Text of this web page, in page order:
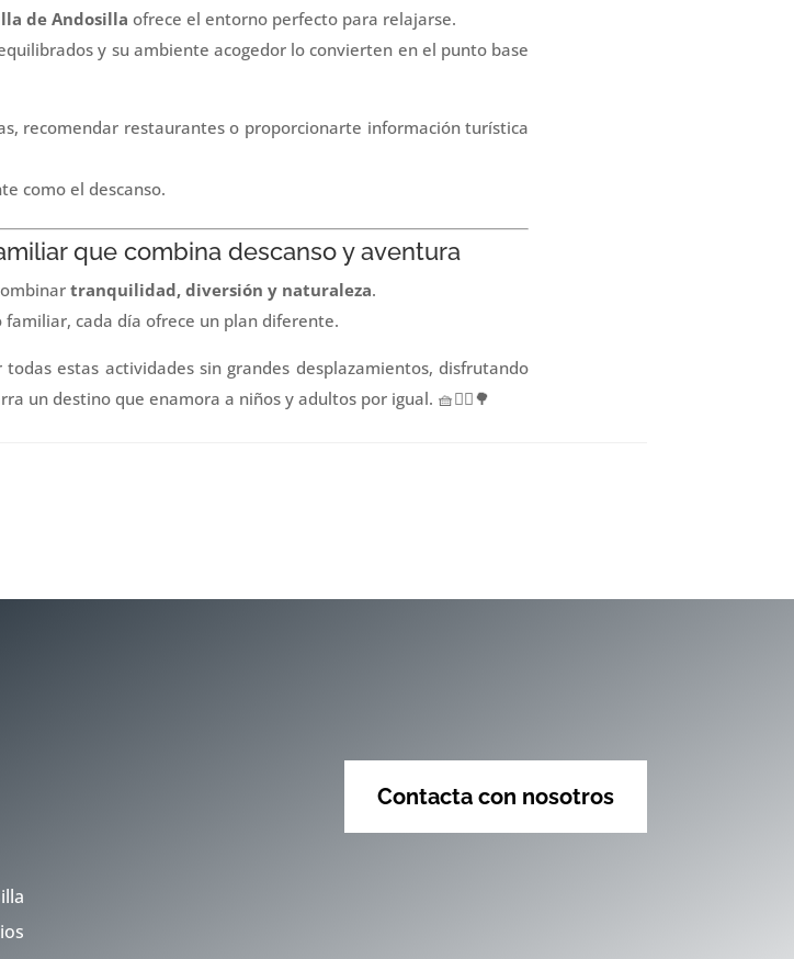
de Andosilla ofrece el entorno perfecto para relajarse.
y su ambiente acogedor lo convierten en el punto base
recomendar restaurantes o proporcionarte información turística
como el descanso.
que combina descanso y aventura
tranquilidad, diversión y naturaleza.
cada día ofrece un plan diferente.
todas estas actividades sin grandes desplazamientos, disfrutando
un destino que enamora a niños y adultos por igual. 🧺🚴‍♀️🌳
Contacta con nosotros